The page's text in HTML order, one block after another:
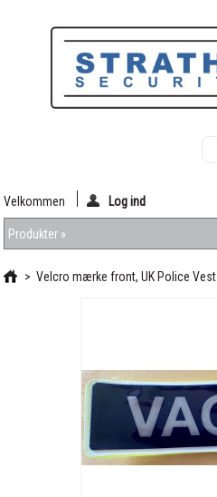
Velkommen Log ind
> Velcro mærke front, UK Police Vest